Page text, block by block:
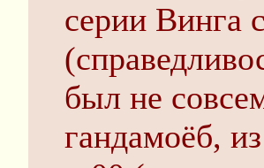
серии Винга
был не
гандамоёб,